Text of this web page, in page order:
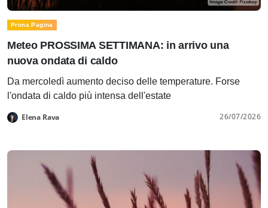
Prima Pagina
Meteo PROSSIMA SETTIMANA: in arrivo una
nuova ondata di caldo
Da mercoledì aumento deciso delle temperature. Forse
l'ondata di caldo più intensa dell'estate
Elena Rava 26/07/2026